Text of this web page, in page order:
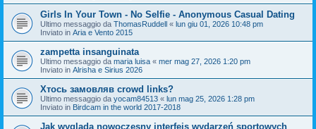
Girls In Your Town - No Selfie - Anonymous Casual Dating
Ultimo messaggio da ThomasRuddell « lun giu 01, 2026 10:48 pm
Inviato in Aria e Vento 2015
zampetta insanguinata
Ultimo messaggio da maria luisa « mer mag 27, 2026 1:20 pm
Inviato in Alrisha e Sirius 2026
Хтось замовляв crowd links?
Ultimo messaggio da yocam84513 « lun mag 25, 2026 1:28 pm
Inviato in Birdcam in the world 2017-2018
Jak wygląda nowoczesny interfejs wydarzeń sportowych